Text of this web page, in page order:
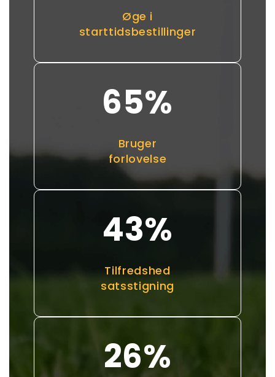
Øge i
starttidsbestillinger
65%
Bruger
forlovelse
43%
Tilfredshed
satsstigning
26%